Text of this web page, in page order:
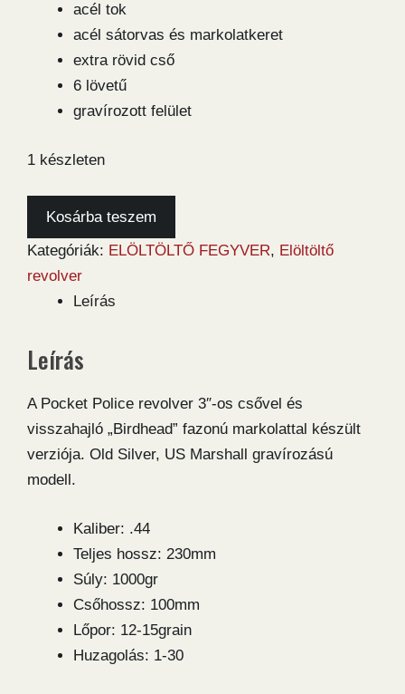
acél tok
acél sátorvas és markolatkeret
extra rövid cső
6 lövetű
gravírozott felület
1 készleten
Pietta
Colt
Pocket
Police
"Birdhead"
Marshall
.44
revolver
mennyiség
Kosárba teszem
Kategóriák: ELÖLTÖLTŐ FEGYVER, Elöltöltő
revolver
Leírás
Leírás
A Pocket Police revolver 3″-os csővel és
visszahajló „Birdhead” fazonú markolattal készült
verziója. Old Silver, US Marshall gravírozású
modell.
Kaliber: .44
Teljes hossz: 230mm
Súly: 1000gr
Csőhossz: 100mm
Lőpor: 12-15grain
Huzagolás: 1-30